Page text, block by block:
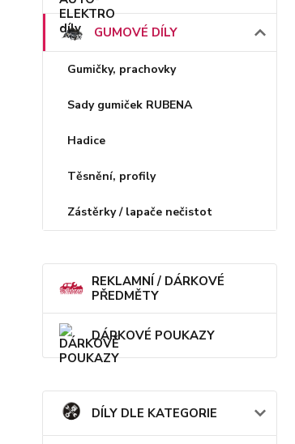
GUMOVÉ DÍLY
Gumičky, prachovky
Sady gumiček RUBENA
Hadice
Těsnění, profily
Zástěrky / lapače nečistot
REKLAMNÍ / DÁRKOVÉ
PŘEDMĚTY
DÁRKOVÉ POUKAZY
DÍLY DLE KATEGORIE